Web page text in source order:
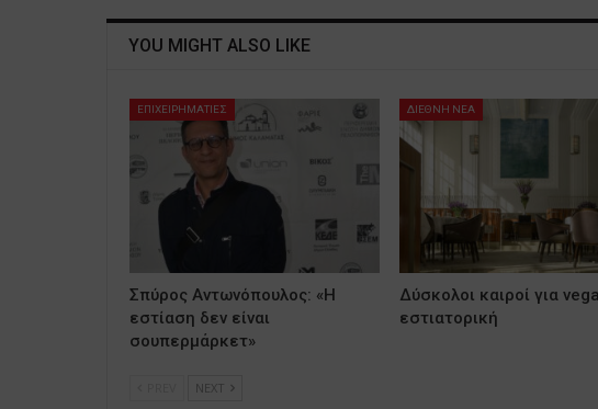
YOU MIGHT ALSO LIKE
ΕΠΙΧΕΙΡΗΜΑΤΙΕΣ
Σπύρος Αντωνόπουλος: «Η
εστίαση δεν είναι
σουπερμάρκετ»
ΔΙΕΘΝΗ ΝΕΑ
Δύσκολοι καιροί για
εστιατορική
NEXT